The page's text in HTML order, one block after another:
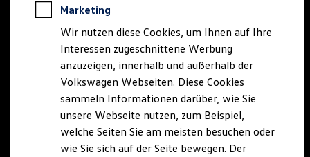
Rekuperation
Laden unterwegs
Laden Zuhause
Ladestationen finden
Ladezeitensimulator
Batterie
Sicherheit
Nachhaltigkeit
Technologie
Kosten und Kauf
Marketing
Wir nutzen diese Cookies, um Ihnen auf Ihre
Interessen zugeschnittene Werbung
anzuzeigen, innerhalb und außerhalb der
Volkswagen Webseiten. Diese Cookies
sammeln Informationen darüber, wie Sie
unsere Webseite nutzen, zum Beispiel,
welche Seiten Sie am meisten besuchen oder
wie Sie sich auf der Seite bewegen. Der